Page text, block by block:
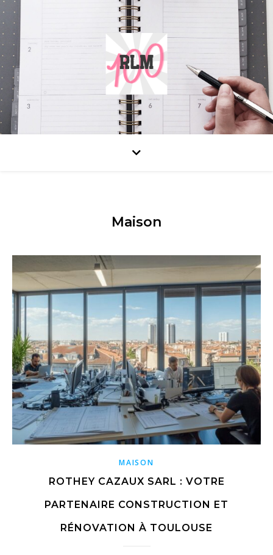
Maison
MAISON
ROTHEY CAZAUX SARL : VOTRE
PARTENAIRE CONSTRUCTION ET
RÉNOVATION À TOULOUSE